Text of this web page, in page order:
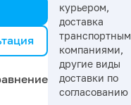
курьером,
доставка
компаниями,
другие виды
доставки по
согласованию